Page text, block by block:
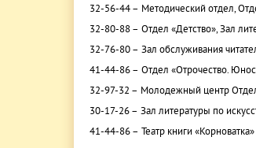
32-56-44 – Методический отдел,
32-80-88 – Отдел «Детство», Зал
32-76-80 – Зал обслуживания
41-44-86 – Отдел «Отрочество.
32-97-32 – Молодежный центр
30-17-26 – Зал литературы по
41-44-86 – Театр книги «Корноватка»